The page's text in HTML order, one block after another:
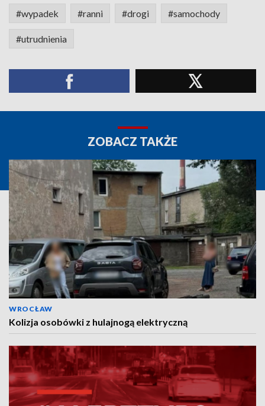
#wypadek #ranni #drogi #samochody
#utrudnienia
ZOBACZ TAKŻE
WROCŁAW
Kolizja osobówki z hulajnogą elektryczną